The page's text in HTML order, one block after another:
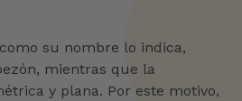
su nombre lo indica,
mientras que la
y plana. Por este motivo,